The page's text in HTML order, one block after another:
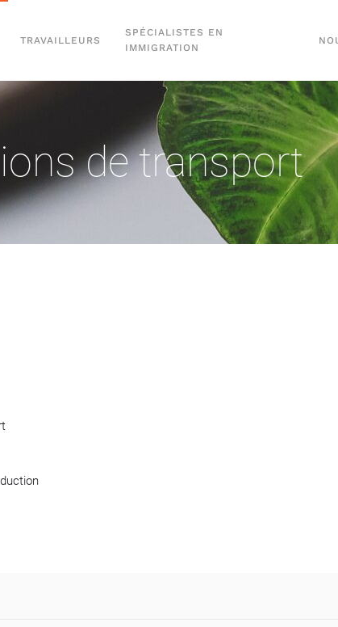
TRAVAILLEURS
SPÉCIALISTES EN
IMMIGRATION
de transport